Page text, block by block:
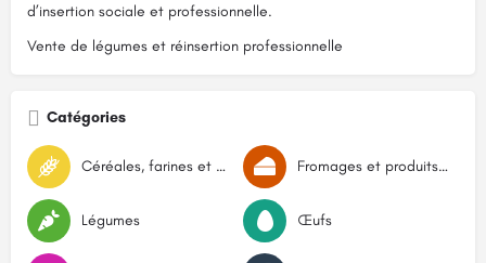
d’insertion sociale et professionnelle.
Vente de légumes et réinsertion professionnelle
Catégories
Céréales, farines et graines Fromages et produits laitiers
Légumes Œufs